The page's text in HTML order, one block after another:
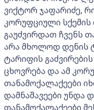
ვიქტორ ჯაფარიძე,
კორუფციული სქემის
გაუძვირდათ ჩვენს
არა მხოლოდ დენის
ტარიფის
ცხოვრება და ამ
თანამოქალაქეები
დამნაშავეები უნდა
თანამოქალაქეები